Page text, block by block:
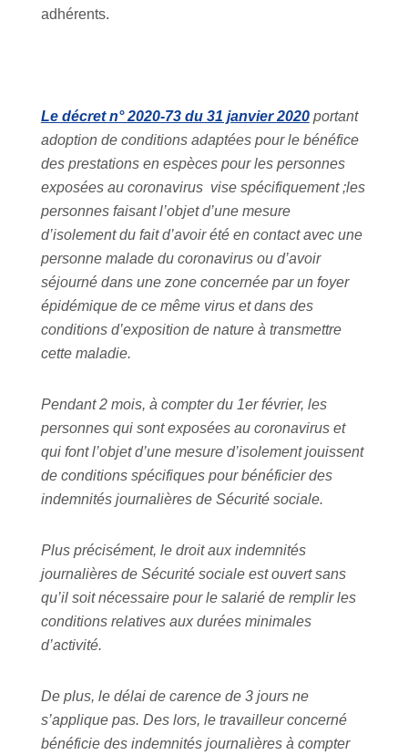
adhérents.
Le décret n° 2020-73 du 31 janvier 2020portant
adoption de conditions adaptées pour le bénéfice
des prestations en espèces pour les personnes
exposées au coronavirus vise spécifiquement ;les
personnes faisant l’objet d’une mesure
d’isolement du fait d’avoir été en contact avec une
personne malade du coronavirus ou d’avoir
séjourné dans une zone concernée par un foyer
épidémique de ce même virus et dans des
conditions d’exposition de nature à transmettre
cette maladie.
Pendant 2 mois, à compter du 1er février, les
personnes qui sont exposées au coronavirus et
qui font l’objet d’une mesure d’isolement jouissent
de conditions spécifiques pour bénéficier des
indemnités journalières de Sécurité sociale.
Plus précisément, le droit aux indemnités
journalières de Sécurité sociale est ouvert sans
qu’il soit nécessaire pour le salarié de remplir les
conditions relatives aux durées minimales
d’activité.
De plus, le délai de carence de 3 jours ne
s’applique pas. Des lors, le travailleur concerné
bénéficie des indemnités journalières à compter